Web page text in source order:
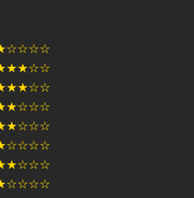
★★★☆☆
★☆☆☆☆
★★☆☆☆